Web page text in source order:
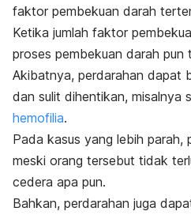
faktor pembekuan darah
Ketika jumlah faktor
proses pembekuan darah pun
Akibatnya, perdarahan dapat
dan sulit dihentikan, misalnya
hemofilia.
Pada kasus yang lebih parah,
meski orang tersebut tidak
cedera apa pun.
Bahkan, perdarahan juga